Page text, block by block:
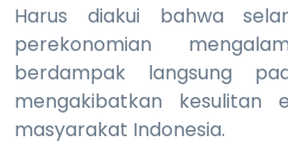
Harus diakui bahwa
perekonomian
berdampak langsung
mengakibatkan kesulitan
masyarakat Indonesia.